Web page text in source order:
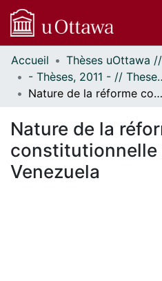
Communautés
et collections
Parcourir
À propos
Accueil
- Thèses,
Nature de la réforme constitutionnelle de 1999 au Venezuela
Nature de la
constitutionnelle
Venezuela